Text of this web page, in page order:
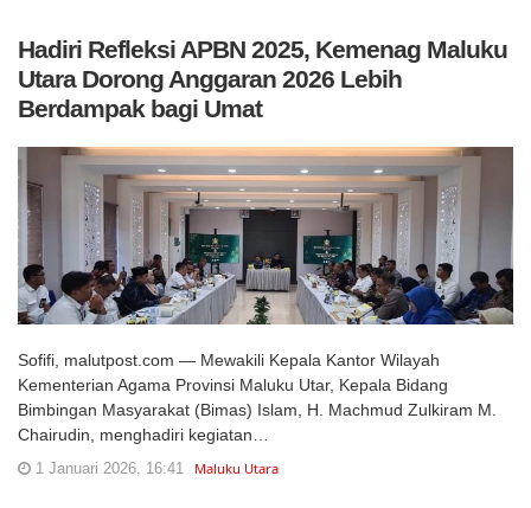
Hadiri Refleksi APBN 2025, Kemenag Maluku
Utara Dorong Anggaran 2026 Lebih
Berdampak bagi Umat
Sofifi, malutpost.com — Mewakili Kepala Kantor Wilayah
Kementerian Agama Provinsi Maluku Utar, Kepala Bidang
Bimbingan Masyarakat (Bimas) Islam, H. Machmud Zulkiram M.
Chairudin, menghadiri kegiatan…
1 Januari 2026, 16:41 Maluku Utara